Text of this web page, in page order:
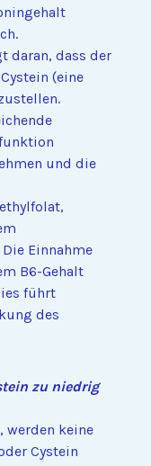
daran, dass der
(eine
und die
Einnahme
B6-Gehalt
führt
des
zu niedrig
werden keine
Cystein